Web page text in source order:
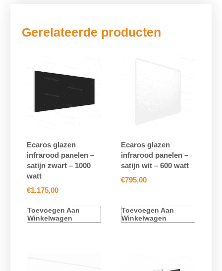
Gerelateerde producten
Ecaros glazen
infrarood panelen –
satijn zwart – 1000
watt
€1.175,00
Toevoegen Aan
Winkelwagen
Ecaros glazen
infrarood panelen –
satijn wit – 600 watt
€795,00
Toevoegen Aan
Winkelwagen